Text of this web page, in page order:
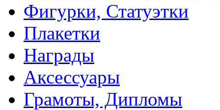
Фигурки, Статуэтки
Плакетки
Награды
Аксессуары
Грамоты, Дипломы